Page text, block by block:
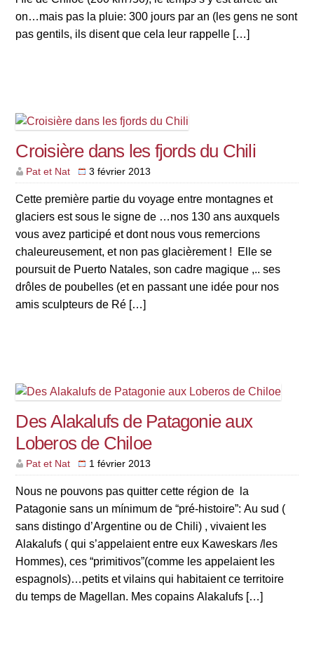
on…mais pas la pluie: 300 jours par an (les gens ne sont
pas gentils, ils disent que cela leur rappelle […]
Croisière dans les fjords du Chili
Pat et Nat 3 février 2013
Cette première partie du voyage entre montagnes et
glaciers est sous le signe de …nos 130 ans auxquels
vous avez participé et dont nous vous remercions
chaleureusement, et non pas glacièrement ! Elle se
poursuit de Puerto Natales, son cadre magique ,.. ses
drôles de poubelles (et en passant une idée pour nos
amis sculpteurs de Ré […]
Des Alakalufs de Patagonie aux
Loberos de Chiloe
Pat et Nat 1 février 2013
Nous ne pouvons pas quitter cette région de la
Patagonie sans un mínimum de “pré-histoire”: Au sud (
sans distingo d’Argentine ou de Chili) , vivaient les
Alakalufs ( qui s’appelaient entre eux Kaweskars /les
Hommes), ces “primitivos”(comme les appelaient les
espagnols)…petits et vilains qui habitaient ce territoire
du temps de Magellan. Mes copains Alakalufs […]